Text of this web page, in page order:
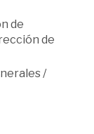
de
de
/